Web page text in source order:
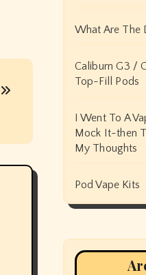
What Are The
Caliburn G3 /
Top-Fill Pods
I Went To A
Mock It-then
My Thoughts
Pod Vape Kits